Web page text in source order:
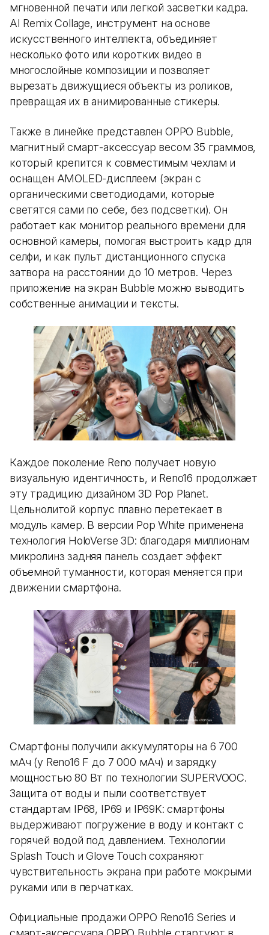
мгновенной печати или легкой засветки кадра.
AI Remix Collage, инструмент на основе
искусственного интеллекта, объединяет
несколько фото или коротких видео в
многослойные композиции и позволяет
вырезать движущиеся объекты из роликов,
превращая их в анимированные стикеры.
Также в линейке представлен OPPO Bubble,
магнитный смарт-аксессуар весом 35 граммов,
который крепится к совместимым чехлам и
оснащен AMOLED-дисплеем (экран с
органическими светодиодами, которые
светятся сами по себе, без подсветки). Он
работает как монитор реального времени для
основной камеры, помогая выстроить кадр для
селфи, и как пульт дистанционного спуска
затвора на расстоянии до 10 метров. Через
приложение на экран Bubble можно выводить
собственные анимации и тексты.
Каждое поколение Reno получает новую
визуальную идентичность, и Reno16 продолжает
эту традицию дизайном 3D Pop Planet.
Цельнолитой корпус плавно перетекает в
модуль камер. В версии Pop White применена
технология HoloVerse 3D: благодаря миллионам
микролинз задняя панель создает эффект
объемной туманности, которая меняется при
движении смартфона.
Смартфоны получили аккумуляторы на 6 700
мАч (у Reno16 F до 7 000 мАч) и зарядку
мощностью 80 Вт по технологии SUPERVOOC.
Защита от воды и пыли соответствует
стандартам IP68, IP69 и IP69K: смартфоны
выдерживают погружение в воду и контакт с
горячей водой под давлением. Технологии
Splash Touch и Glove Touch сохраняют
чувствительность экрана при работе мокрыми
руками или в перчатках.
Официальные продажи OPPO Reno16 Series и